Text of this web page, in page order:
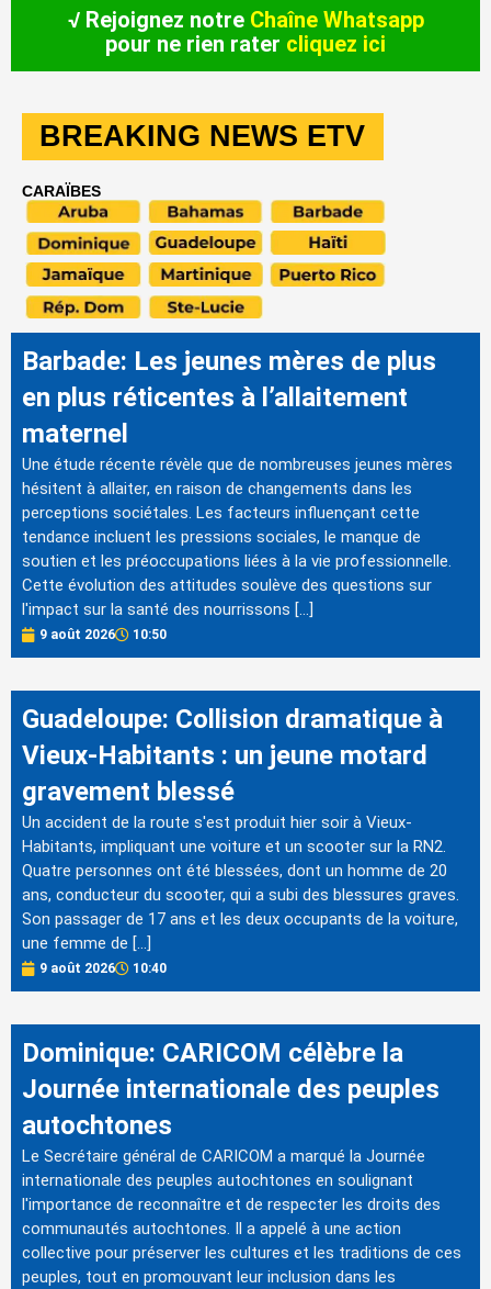
√ Rejoignez notre Chaîne Whatsapp
pour ne rien rater cliquez ici
BREAKING NEWS ETV
CARAÏBES
Barbade: Les jeunes mères de plus
en plus réticentes à l’allaitement
maternel
Une étude récente révèle que de nombreuses jeunes mères
hésitent à allaiter, en raison de changements dans les
perceptions sociétales. Les facteurs influençant cette
tendance incluent les pressions sociales, le manque de
soutien et les préoccupations liées à la vie professionnelle.
Cette évolution des attitudes soulève des questions sur
l'impact sur la santé des nourrissons […]
9 août 2026 10:50
Guadeloupe: Collision dramatique à
Vieux-Habitants : un jeune motard
gravement blessé
Un accident de la route s'est produit hier soir à Vieux-
Habitants, impliquant une voiture et un scooter sur la RN2.
Quatre personnes ont été blessées, dont un homme de 20
ans, conducteur du scooter, qui a subi des blessures graves.
Son passager de 17 ans et les deux occupants de la voiture,
une femme de […]
9 août 2026 10:40
Dominique: CARICOM célèbre la
Journée internationale des peuples
autochtones
Le Secrétaire général de CARICOM a marqué la Journée
internationale des peuples autochtones en soulignant
l'importance de reconnaître et de respecter les droits des
communautés autochtones. Il a appelé à une action
collective pour préserver les cultures et les traditions de ces
peuples, tout en promouvant leur inclusion dans les